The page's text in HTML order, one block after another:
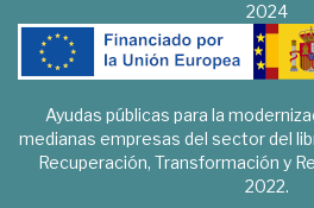
2024
Ayudas públicas para la
medianas empresas del sector del
Recuperación, Transformación y
2022.